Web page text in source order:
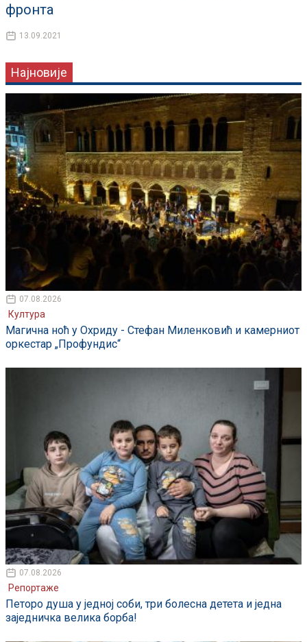
фронта
13.09.2021
Најновије
07.08.2026
Култура
Магична ноћ у Охриду - Стефан Миленковић и камерниот
оркестар „Профундис“
07.08.2026
Репортаже
Петоро душа у једној соби, три болесна детета и једна
заједничка велика борба!